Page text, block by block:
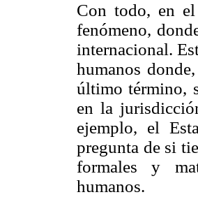
Con todo, en
fenómeno,
internacional.
humanos
último término,
en la
ejemplo, el
pregunta de si
formales y
humanos.